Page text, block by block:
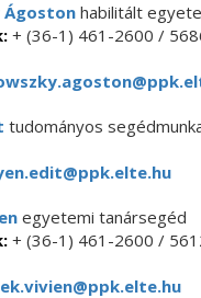
Ágoston habilitált
+ (36-1) 461-2600 /
tudományos
egyetemi tanársegéd
+ (36-1) 461-2600 /